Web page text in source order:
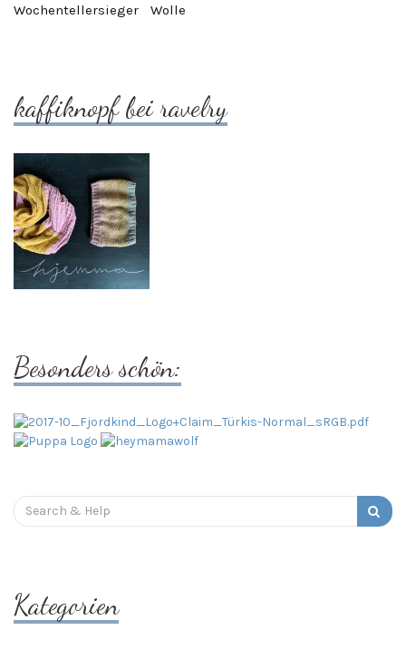
Wochentellersieger
Wolle
kaffiknopf bei ravelry
Besonders schön:
Search
for:
Kategorien